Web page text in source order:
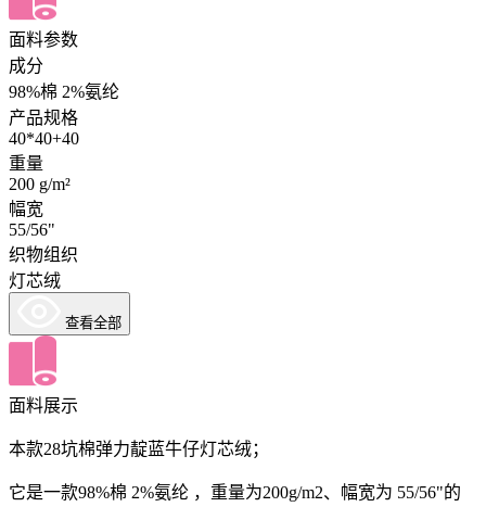
面料参数
成分
98%棉 2%氨纶
产品规格
40*40+40
重量
200 g/m²
幅宽
55/56"
织物组织
灯芯绒
查看全部
面料展示
本款28坑棉弹力靛蓝牛仔灯芯绒；
它是一款98%棉 2%氨纶 ，重量为200g/m2、幅宽为 55/56"的